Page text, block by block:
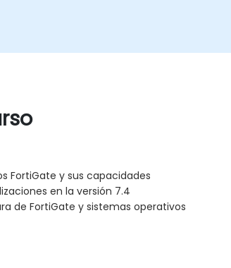
FortiGate y sus capacidades
en la versión 7.4
de FortiGate y sistemas operativos